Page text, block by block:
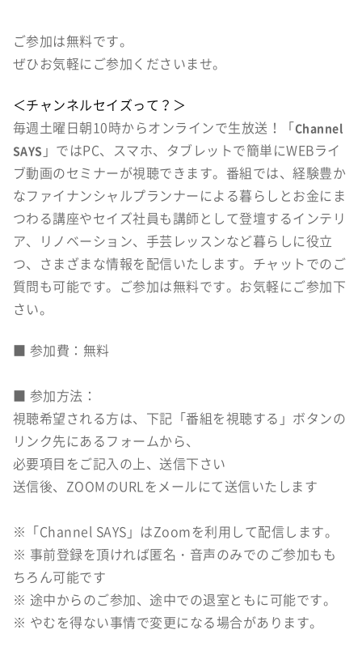
ご参加は無料です。
ぜひお気軽にご参加くださいませ。
＜チャンネルセイズって？＞
毎週土曜日朝10時からオンラインで生放送！
「Channel
SAYS 」ではPC、スマホ、タブレットで簡単にWEBライ
ブ動画のセミナーが視聴できます。番組では、経験豊か
なファイナンシャルプランナーによる暮らしとお金にま
つわる講座やセイズ社員も講師として登壇するインテリ
ア、リノベーション、手芸レッスンなど暮らしに役立
つ、さまざまな情報を配信いたします。チャットでのご
質問も可能です。ご参加は無料です。お気軽にご参加下
さい。
■ 参加費：無料
■ 参加方法：
視聴希望される方は、下記「番組を視聴する」ボタンの
リンク先にあるフォームから、
必要項目をご記入の上、送信下さい
送信後、ZOOMのURLをメールにて送信いたします
※「Channel SAYS」はZoomを利用して配信します。
※ 事前登録を頂ければ匿名・音声のみでのご参加もも
ちろん可能です
※ 途中からのご参加、途中での退室ともに可能です。
※ やむを得ない事情で変更になる場合があります。